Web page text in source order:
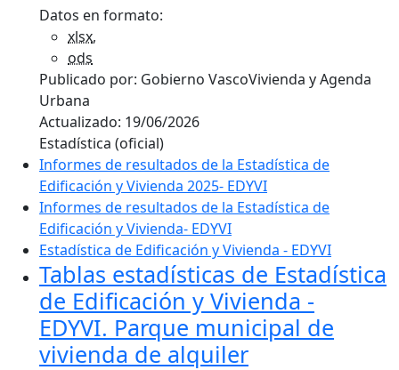
Datos en formato:
xlsx,
ods
Publicado por: Gobierno VascoVivienda y Agenda
Urbana
Actualizado: 19/06/2026
Estadística (oficial)
Informes de resultados de la Estadística de
Edificación y Vivienda 2025- EDYVI
Informes de resultados de la Estadística de
Edificación y Vivienda- EDYVI
Estadística de Edificación y Vivienda - EDYVI
Tablas estadísticas de Estadística
de Edificación y Vivienda -
EDYVI. Parque municipal de
vivienda de alquiler